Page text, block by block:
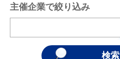
主催企業で絞り込み